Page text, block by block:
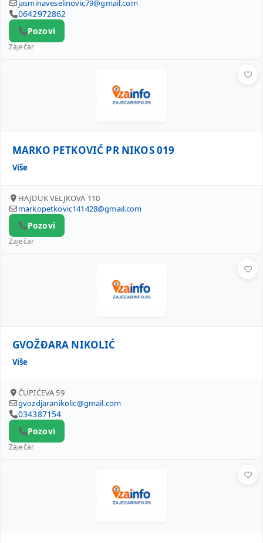
jasminaveselinovic79@gmail.com
0642972862
Pozovi
Zaječar
MARKO PETKOVIĆ PR NIKOS 019
Više
HAJDUK VELJKOVA 110
markopetkovic141428@gmail.com
Pozovi
Zaječar
GVOŽĐARA NIKOLIĆ
Više
ČUPIĆEVA 59
gvozdjaranikolic@gmail.com
034387154
Pozovi
Zaječar